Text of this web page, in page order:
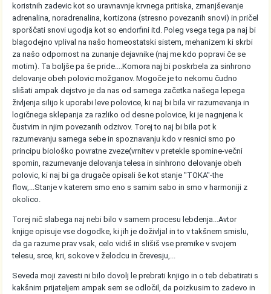
koristnih zadevic kot so uravnavnje krvnega pritiska, zmanjševanje
adrenalina, noradrenalina, kortizona (stresno povezanih snovi) in pričel
sporščati snovi ugodja kot so endorfini itd. Poleg vsega tega pa naj bi
blagodejno vplival na našo homeostatski sistem, mehanizem ki skrbi
za našo odpornost na zunanje dejavnike (naj me kdo popravi če se
motim). Ta boljše pa še pride....Komora naj bi poskrbela za sinhrono
delovanje obeh polovic možganov. Mogoče je to nekomu čudno
slišati ampak dejstvo je da nas od samega začetka našega lepega
življenja silijo k uporabi leve polovice, ki naj bi bila vir razumevanja in
logičnega sklepanja za razliko od desne polovice, ki je nagnjena k
čustvim in njim povezanih odzivov. Torej to naj bi bila pot k
razumevanju samega sebe in spoznavanju kdo v resnici smo po
principu biološko povratne zveze(vrnitev v pretekle spomine-večni
spomin, razumevanje delovanja telesa in sinhrono delovanje obeh
polovic, ki naj bi ga drugače opisali še kot stanje ''TOKA''-the
flow,...Stanje v katerem smo eno s samim sabo in smo v harmoniji z
okolico.
Torej nič slabega naj nebi bilo v samem procesu lebdenja...Avtor
knjige opisuje vse dogodke, ki jih je doživljal in to v takšnem smislu,
da ga razume prav vsak, celo vidiš in slišiš vse premike v svojem
telesu, srce, kri, sokove v želodcu in črevesju,...
Seveda moji zavesti ni bilo dovolj le prebrati knjigo in o teb debatirati s
kakšnim prijateljem ampak sem se odločil, da poizkusim to zadevo in